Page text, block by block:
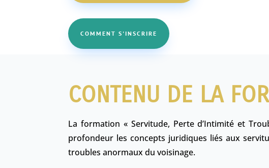
COMMENT S'INSCRIRE
CONTENU DE LA
La formation « Servitude, Perte d’Intimité et
profondeur les concepts juridiques liés aux
troubles anormaux du voisinage.